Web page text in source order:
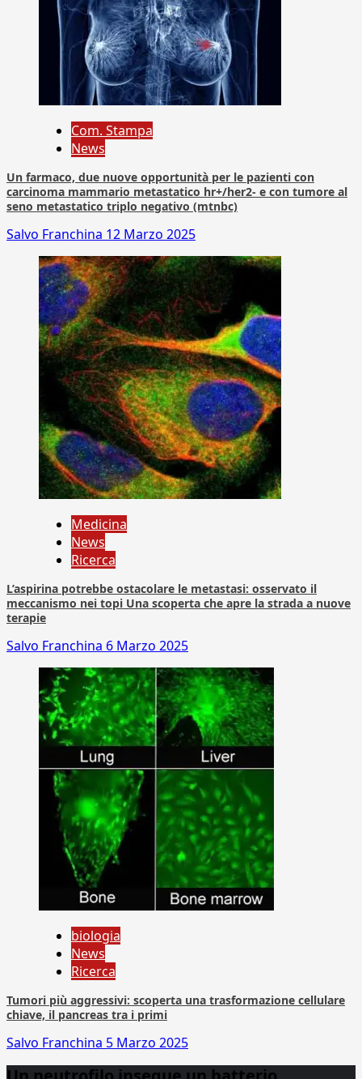
Com. Stampa
News
Un farmaco, due nuove opportunità per le pazienti con
carcinoma mammario metastatico hr+/her2- e con tumore al
seno metastatico triplo negativo (mtnbc)
Salvo Franchina 12 Marzo 2025
Medicina
News
Ricerca
L’aspirina potrebbe ostacolare le metastasi: osservato il
meccanismo nei topi Una scoperta che apre la strada a nuove
terapie
Salvo Franchina 6 Marzo 2025
biologia
News
Ricerca
Tumori più aggressivi: scoperta una trasformazione cellulare
chiave, il pancreas tra i primi
Salvo Franchina 5 Marzo 2025